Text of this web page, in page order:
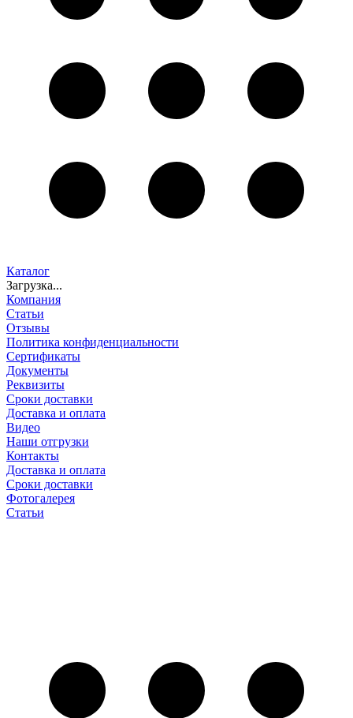
Каталог
Загрузка...
Компания
Статьи
Отзывы
Политика конфиденциальности
Сертификаты
Документы
Реквизиты
Сроки доставки
Доставка и оплата
Видео
Наши отгрузки
Контакты
Доставка и оплата
Сроки доставки
Фотогалерея
Статьи